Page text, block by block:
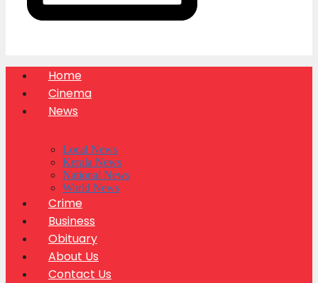
Home
Cinema
News
Local News
Kerala News
National News
World News
Crime
Business
Obituary
About Us
Contact Us